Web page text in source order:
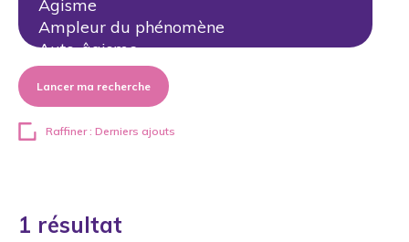
Lancer ma recherche
Raffiner : Derniers ajouts
1 résultat